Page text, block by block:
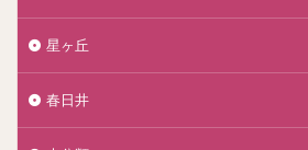
星ヶ丘
春日井